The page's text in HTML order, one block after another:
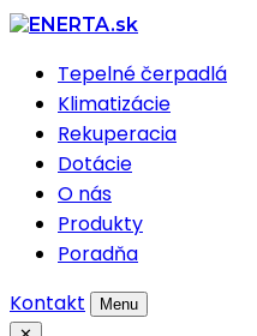
Tepelné čerpadlá
Klimatizácie
Rekuperacia
Dotácie
O nás
Produkty
Poradňa
Kontakt
Menu